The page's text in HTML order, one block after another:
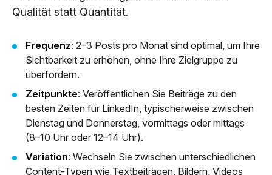
Qualität statt Quantität.
Frequenz: 2–3 Posts pro Monat sind optimal, um Ihre
Sichtbarkeit zu erhöhen, ohne Ihre Zielgruppe zu
überfordern.
Zeitpunkte: Veröffentlichen Sie Beiträge zu den
besten Zeiten für LinkedIn, typischerweise zwischen
Dienstag und Donnerstag, vormittags oder mittags
(8–10 Uhr oder 12–14 Uhr).
Variation: Wechseln Sie zwischen unterschiedlichen
Content-Typen wie Textbeiträgen, Bildern, Videos